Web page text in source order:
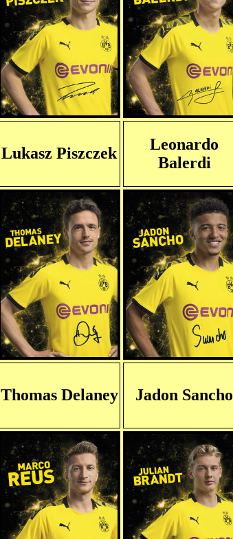
Lukasz Piszczek
Leonardo
Balerdi
Thomas Delaney Jadon Sancho